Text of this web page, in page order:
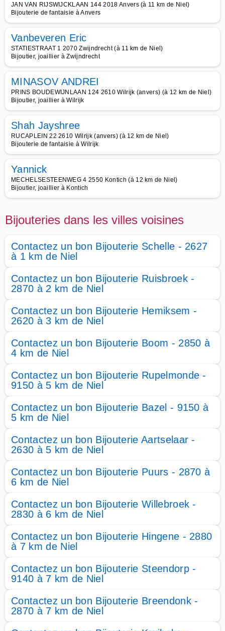
JAN VAN RIJSWIJCKLAAN 144 2018 Anvers (à 11 km de Niel)
Bijouterie de fantaisie à Anvers
Vanbeveren Eric
STATIESTRAAT 1 2070 Zwijndrecht (à 11 km de Niel)
Bijoutier, joaillier à Zwijndrecht
MINASOV ANDREI
PRINS BOUDEWIJNLAAN 124 2610 Wilrijk (anvers) (à 12 km de Niel)
Bijoutier, joaillier à Wilrijk
Shah Jayshree
RUCAPLEIN 22 2610 Wilrijk (anvers) (à 12 km de Niel)
Bijouterie de fantaisie à Wilrijk
Yannick
MECHELSESTEENWEG 4 2550 Kontich (à 12 km de Niel)
Bijoutier, joaillier à Kontich
Bijouteries dans les villes voisines
Contactez un bon Bijouterie Schelle - 2627
à 1 km de Niel
Contactez un bon Bijouterie Ruisbroek -
2870 à 2 km de Niel
Contactez un bon Bijouterie Hemiksem -
2620 à 3 km de Niel
Contactez un bon Bijouterie Boom - 2850 à
4 km de Niel
Contactez un bon Bijouterie Rupelmonde -
9150 à 5 km de Niel
Contactez un bon Bijouterie Bazel - 9150 à
5 km de Niel
Contactez un bon Bijouterie Aartselaar -
2630 à 5 km de Niel
Contactez un bon Bijouterie Puurs - 2870 à
6 km de Niel
Contactez un bon Bijouterie Willebroek -
2830 à 6 km de Niel
Contactez un bon Bijouterie Hingene - 2880
à 7 km de Niel
Contactez un bon Bijouterie Steendorp -
9140 à 7 km de Niel
Contactez un bon Bijouterie Breendonk -
2870 à 7 km de Niel